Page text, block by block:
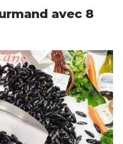
avec 8